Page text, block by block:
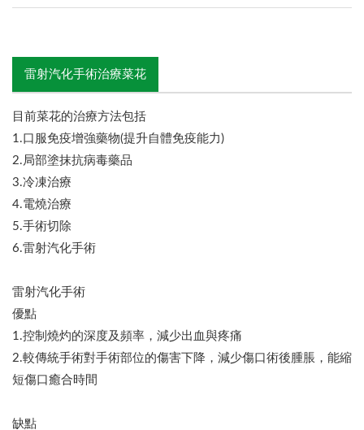
雷射汽化手術治療菜花
目前菜花的治療方法包括
1.口服免疫增強藥物(提升自體免疫能力)
2.局部塗抹抗病毒藥品
3.冷凍治療
4.電燒治療
5.手術切除
6.雷射汽化手術
雷射汽化手術
優點
1.控制燒灼的深度及頻率，減少出血與疼痛
2.較傳統手術對手術部位的傷害下降，減少傷口術後腫脹，能縮
短傷口癒合時間
缺點